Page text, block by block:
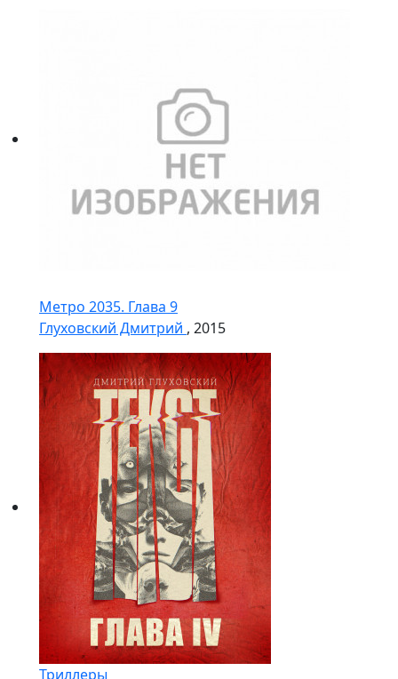
Метро 2035. Глава 9
Глуховский Дмитрий , 2015
Триллеры